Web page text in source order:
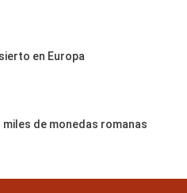
en Europa
miles de monedas romanas